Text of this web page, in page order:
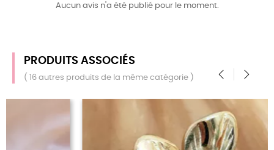
Aucun avis n'a été publié pour le moment.
PRODUITS ASSOCIÉS
( 16 autres produits de la même catégorie )
‹ ›